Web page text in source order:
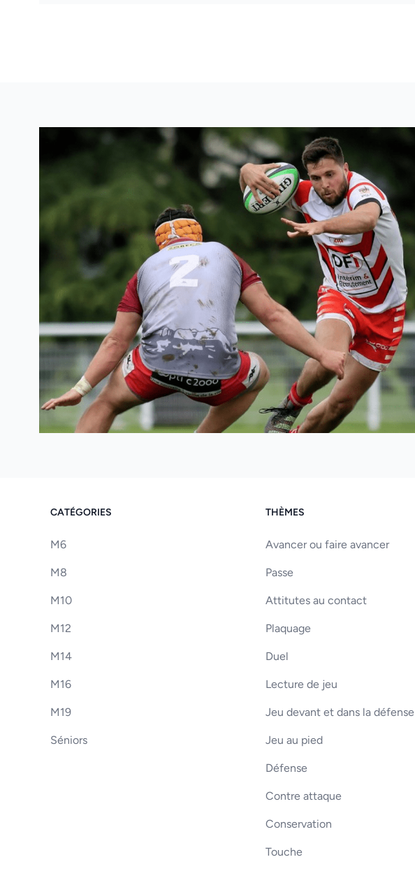
CATÉGORIES
M6
M8
M10
M12
M14
M16
M19
Séniors
THÈMES
Avancer ou faire avancer
Passe
Attitutes au contact
Plaquage
Duel
Lecture de jeu
Jeu devant et dans la défense
Jeu au pied
Défense
Contre attaque
Conservation
Touche